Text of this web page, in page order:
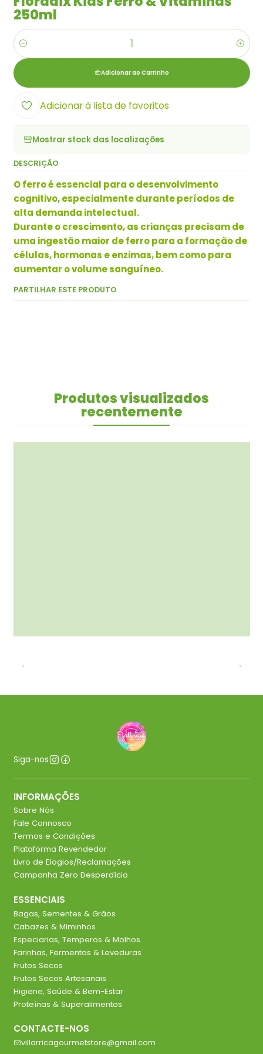
250ml
Quantidade
Adicionar ao Carrinho
Adicionar à lista de favoritos
Mostrar stock das localizações
DESCRIÇÃO
O ferro é essencial para o desenvolvimento
cognitivo, especialmente durante períodos de
alta demanda intelectual.
Durante o crescimento, as crianças precisam de
uma ingestão maior de ferro para a formação de
células, hormonas e enzimas, bem como para
aumentar o volume sanguíneo.
PARTILHAR ESTE PRODUTO
Produtos visualizados
recentemente
Siga-nos
INFORMAÇÕES
Sobre Nós
Fale Connosco
Termos e Condições
Plataforma Revendedor
Livro de Elogios/Reclamações
Campanha Zero Desperdício
ESSENCIAIS
Bagas, Sementes & Grãos
Cabazes & Miminhos
Especiarias, Temperos & Molhos
Farinhas, Fermentos & Leveduras
Frutos Secos
Frutos Secos Artesanais
Higiene, Saúde & Bem-Estar
Proteínas & Superalimentos
CONTACTE-NOS
villarricagourmetstore@gmail.com